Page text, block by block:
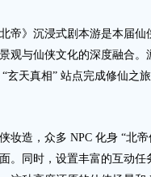
》沉浸式剧本游是本届仙
观与仙侠文化的深度融合
玄天真相” 站点完成修仙之
造，众多 NPC 化身 “北帝
。同时，设置丰富的互动